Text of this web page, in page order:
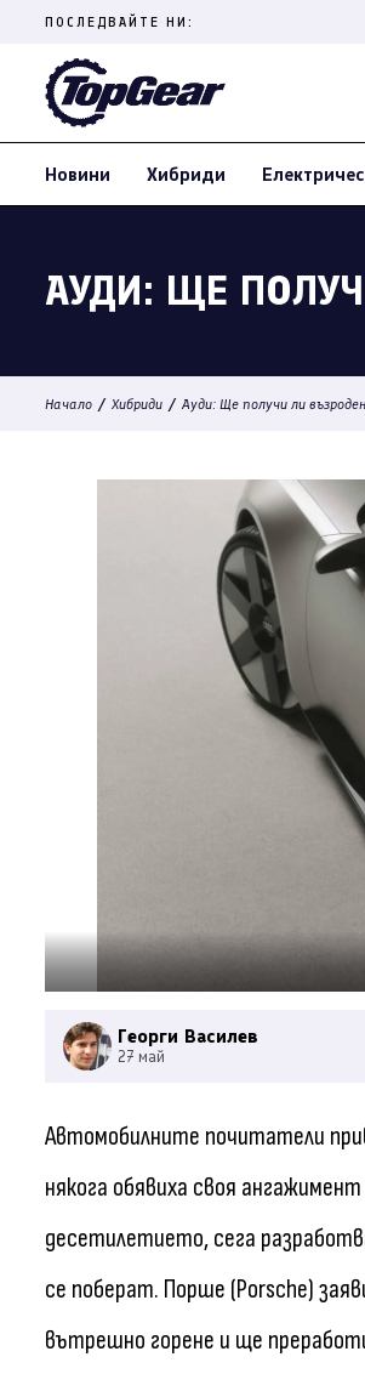
content
(Press
ПОСЛЕДВАЙТЕ НИ:
Новини Хибриди
АУДИ: ЩЕ
Начало / Хибриди / Ауди: Ще получи ли
Георги Василев
27 май
Автомобилните почитатели
някога обявиха своя
десетилетието, сега
се поберат. Порше (Porsche)
вътрешно горене и ще